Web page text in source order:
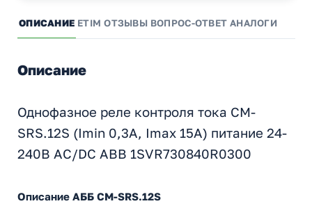
ОПИСАНИЕ ETIM ОТЗЫВЫ ВОПРОС-ОТВЕТ АНАЛОГИ
Описание
Однофазное реле контроля тока CM-
SRS.12S (Imin 0,3A, Imax 15A) питание 24-
240В AC/DC ABB 1SVR730840R0300
Описание АББ CM-SRS.12S